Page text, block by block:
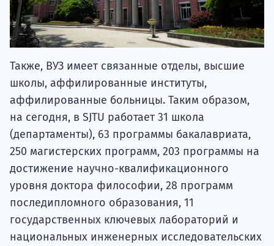
Также, ВУЗ имеет связанные отделы, высшие
школы, аффилированные институты,
аффилированные больницы. Таким образом,
на сегодня, в SJTU работает 31 школа
(департаменты), 63 программы бакалавриата,
250 магистерских программ, 203 программы на
достижение научно-квалификационного
уровня доктора философии, 28 программ
последипломного образования, 11
государственных ключевых лабораторий и
национальных инженерных исследовательских